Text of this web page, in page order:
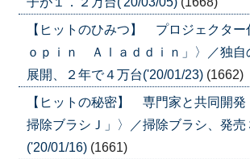
【ヒットのひみつ】 プロジェクター
ｏｐｉｎ Ａｌａｄｄｉｎ」〉／独自
展開、２年で４万台('20/01/23) (1662)
【ヒットの秘密】 専門家と共同開
掃除ブラシＪ」〉／掃除ブラシ、発売
('20/01/16) (1661)